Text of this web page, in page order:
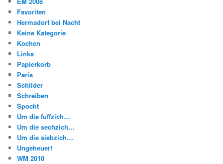
Favoriten
Hermsdorf bei Nacht
Keine Kategorie
Kochen
Links
Papierkorb
Paris
Schilder
Schreiben
Spocht
Um die fuffzich…
Um die sechzich…
Um die siebzich…
Ungeheuer!
WM 2010